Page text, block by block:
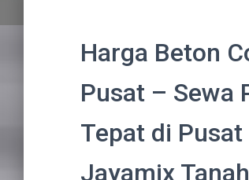
Harga Beton
Pusat – Sewa
Tepat di
Jayamix